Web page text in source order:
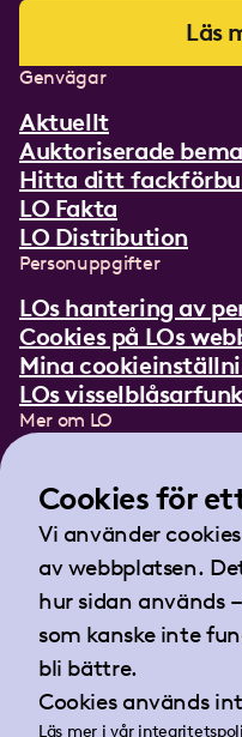
Läs
Genvägar
Aktuellt
Auktoriserade
Hitta ditt
LO Fakta
LO Distribution
Personuppgifter
LOs hantering av
Cookies på LOs
Mina
LOs
Mer om LO
Lättläst om LO
Teckenspråksfilm
Tidningen Arbetet
Barnhusgatan 18
105 53 Stockholm
Tel:08-796 25 00
Fax:08-796 25 17
Cookies för
Vi använder
av webbplatsen.
hur sidan används
som kanske inte
bli bättre.
Cookies används
Läs mer i vår